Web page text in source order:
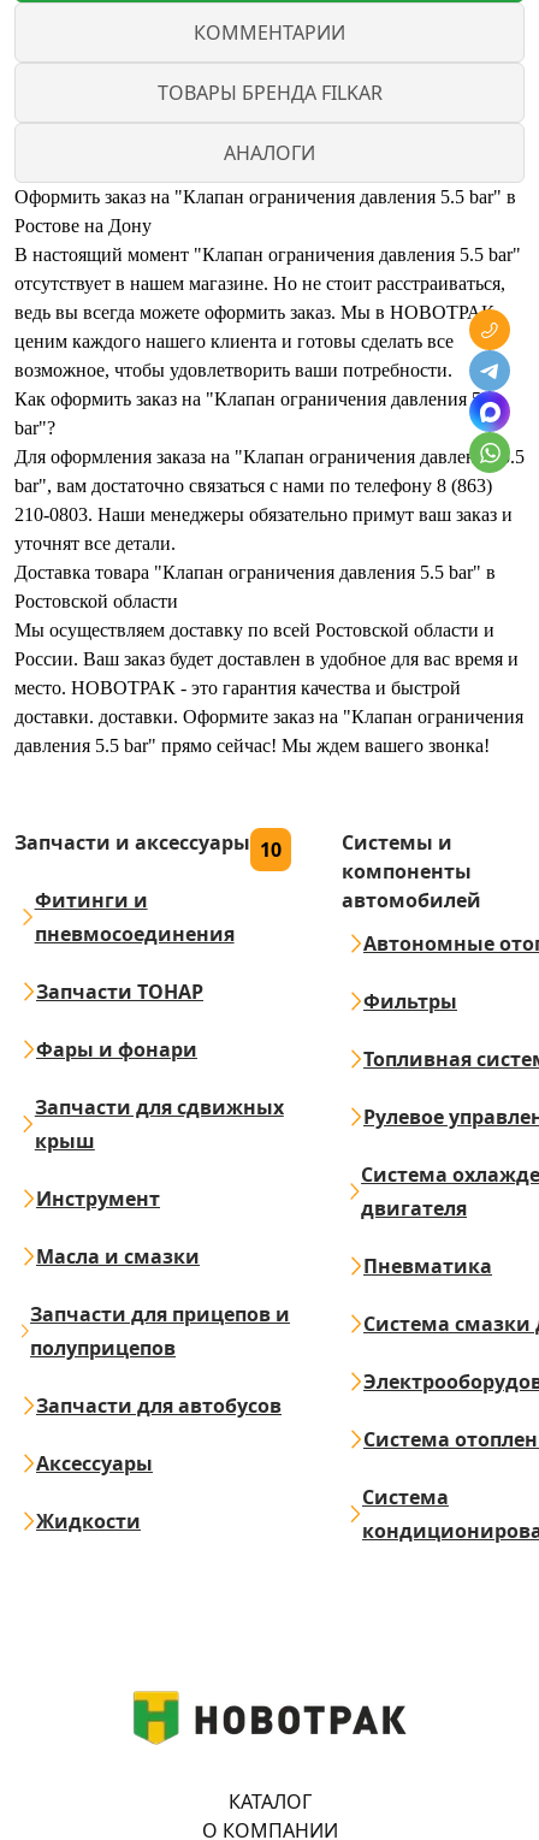
КОММЕНТАРИИ
ТОВАРЫ БРЕНДА FILKAR
АНАЛОГИ
Оформить заказ на "Клапан ограничения давления 5.5 bar" в
Ростове на Дону
В настоящий момент "Клапан ограничения давления 5.5 bar"
отсутствует в нашем магазине. Но не стоит расстраиваться,
ведь вы всегда можете оформить заказ. Мы в НОВОТРАК
ценим каждого нашего клиента и готовы сделать все
возможное, чтобы удовлетворить ваши потребности.
Как оформить заказ на "Клапан ограничения давления 5.5
bar"?
Для оформления заказа на "Клапан ограничения давления 5.5
bar", вам достаточно связаться с нами по телефону 8 (863)
210-0803. Наши менеджеры обязательно примут ваш заказ и
уточнят все детали.
Доставка товара "Клапан ограничения давления 5.5 bar" в
Ростовской области
Мы осуществляем доставку по всей Ростовской области и
России. Ваш заказ будет доставлен в удобное для вас время и
место. НОВОТРАК - это гарантия качества и быстрой
доставки. доставки. Оформите заказ на "Клапан ограничения
давления 5.5 bar" прямо сейчас! Мы ждем вашего звонка!
Запчасти и аксессуары 10
Фитинги и
пневмосоединения
Запчасти ТОНАР
Фары и фонари
Запчасти для сдвижных
крыш
Инструмент
Масла и смазки
Запчасти для прицепов и
полуприцепов
Запчасти для автобусов
Аксессуары
Жидкости
Системы и
компоненты
автомобилей
Автономные
Фильтры
Топливная
Рулевое
Система
двигателя
Пневматика
Система смазки
Система
Система
КАТАЛОГ
О КОМПАНИИ